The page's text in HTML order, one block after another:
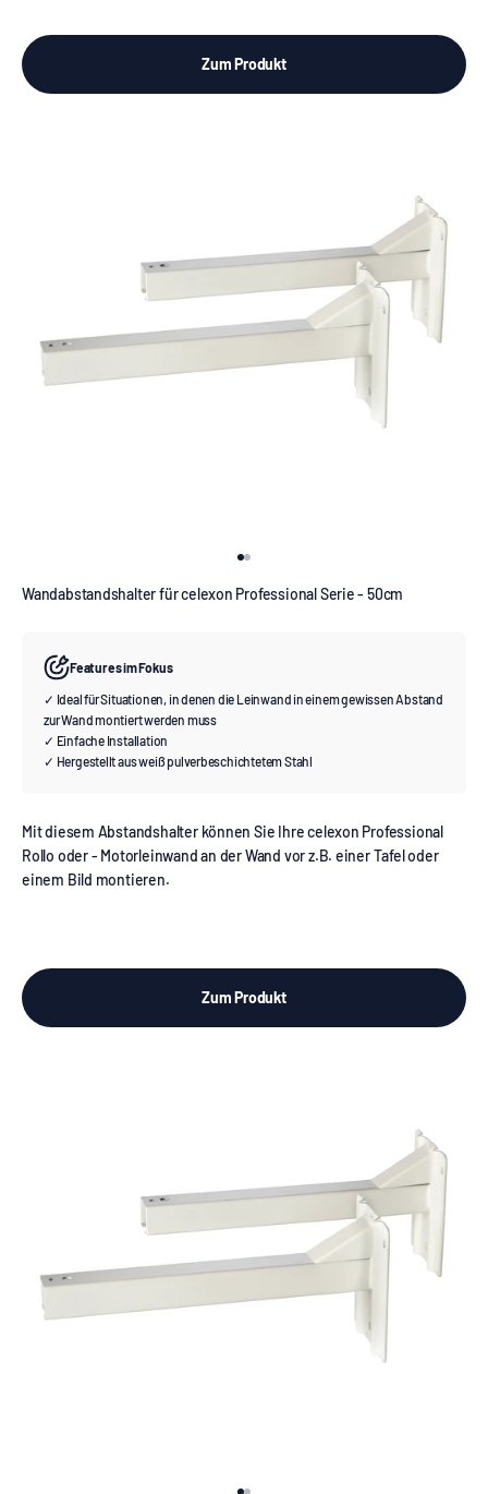
Zum Produkt
Wandabstandshalter für celexon Professional Serie - 50cm
Features im Fokus
✓ Ideal für Situationen, in denen die Leinwand in einem gewissen Abstand
zur Wand montiert werden muss
✓ Einfache Installation
✓ Hergestellt aus weiß pulverbeschichtetem Stahl
Mit diesem Abstandshalter können Sie Ihre celexon Professional
Rollo oder - Motorleinwand an der Wand vor z.B. einer Tafel oder
einem Bild montieren.
Zum Produkt